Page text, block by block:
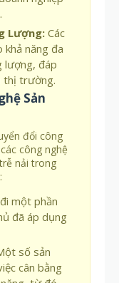
Lượng:Các
khả năng đa
lượng, đáp
thị trường.
Sản
đổi công
công nghệ
nải trong
một phần
đã áp dụng
số sản
cân bằng